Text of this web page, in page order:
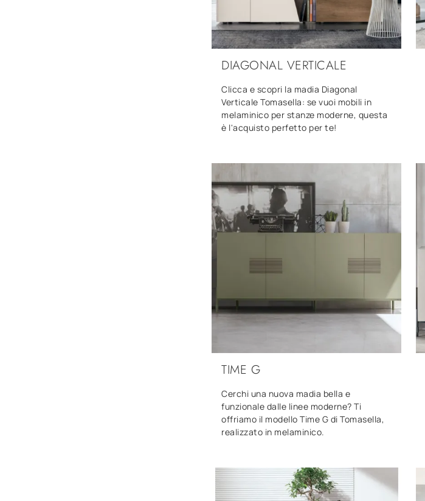
DIAGONAL VERTICALE
Clicca e scopri la madia Diagonal
Verticale Tomasella: se vuoi mobili in
melaminico per stanze moderne, questa
è l'acquisto perfetto per te!
TIME G
Cerchi una nuova madia bella e
funzionale dalle linee moderne? Ti
offriamo il modello Time G di Tomasella,
realizzato in melaminico.